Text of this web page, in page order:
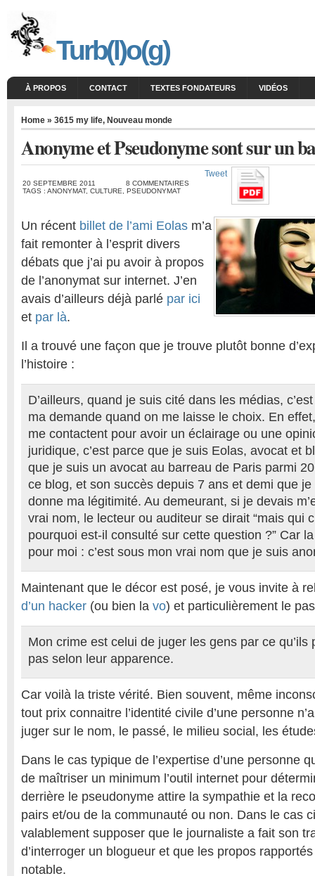
Turb(l)o(g)
À PROPOS CONTACT TEXTES FONDATEURS VIDÉOS
Home » 3615 my life, Nouveau monde
Anonyme et Pseudonyme sont sur un
20 SEPTEMBRE 2011
8 COMMENTAIRES
TAGS : ANONYMAT, CULTURE PSEUDONYMAT
Tweet
Un récent billet de l’ami Eolas m’a
fait remonter à l’esprit divers
débats que j’ai pu avoir à propos
de l’anonymat sur internet. J’en
avais d’ailleurs déjà parlé par ici
et par là.
Il a trouvé une façon que je trouve plutôt bonne
l’histoire :
D’ailleurs, quand je suis cité dans les médias,
ma demande quand on me laisse le choix. En
me contactent pour avoir un éclairage ou une
juridique, c’est parce que je suis Eolas, avocat et
que je suis un avocat au barreau de Paris parmi
ce blog, et son succès depuis 7 ans et demi que je
donne ma légitimité. Au demeurant, si je devais
vrai nom, le lecteur ou auditeur se dirait “mais qui
pourquoi est-il consulté sur cette question ?” Car
pour moi : c’est sous mon vrai nom que je suis
Maintenant que le décor est posé, je vous invite à
d’un hacker (ou bien la vo) et particulièrement le
Mon crime est celui de juger les gens par ce qu’ils
pas selon leur apparence.
Car voilà la triste vérité. Bien souvent, même
tout prix connaitre l’identité civile d’une personne
juger sur le nom, le passé, le milieu social, les
Dans le cas typique de l’expertise d’une personne
de maîtriser un minimum l’outil internet pour
derrière le pseudonyme attire la sympathie et la
pairs et/ou de la communauté ou non. Dans le cas
valablement supposer que le journaliste a fait son
d’interroger un blogueur et que les propos
notable.